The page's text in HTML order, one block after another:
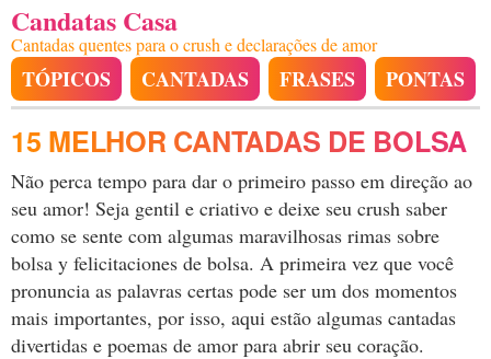
Candatas Casa
Cantadas quentes para o crush e declarações de amor
TÓPICOS CANTADAS FRASES PONTAS
15 MELHOR CANTADAS DE BOLSA
Não perca tempo para dar o primeiro passo em direção ao
seu amor! Seja gentil e criativo e deixe seu crush saber
como se sente com algumas maravilhosas rimas sobre
bolsa y felicitaciones de bolsa. A primeira vez que você
pronuncia as palavras certas pode ser um dos momentos
mais importantes, por isso, aqui estão algumas cantadas
divertidas e poemas de amor para abrir seu coração.